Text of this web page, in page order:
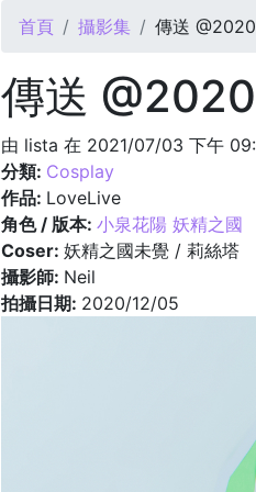
您在這裡
首頁 攝影集 傳送
傳送
由 lista 在 2021/07/03 下午
分類: Cosplay
作品: LoveLive
角色 / 版本: 小泉花陽 妖精之國
Coser: 妖精之國未覺 / 莉絲塔
攝影師: Neil
拍攝日期: 2020/12/05